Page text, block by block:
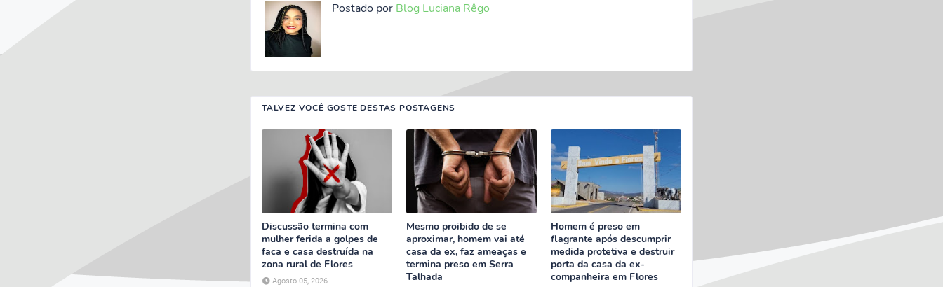
Postado por Blog Luciana Rêgo
TALVEZ VOCÊ GOSTE DESTAS POSTAGENS
Discussão termina com
mulher ferida a golpes de
faca e casa destruída na
zona rural de Flores
Agosto 05, 2026
Mesmo proibido de se
aproximar, homem vai até
casa da ex, faz ameaças e
termina preso em Serra
Talhada
Homem é preso em
flagrante após descumprir
medida protetiva e destruir
porta da casa da ex-
companheira em Flores